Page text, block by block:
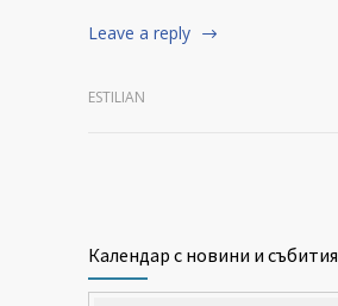
Leave a reply
ESTILIAN
Календар с новини и събития